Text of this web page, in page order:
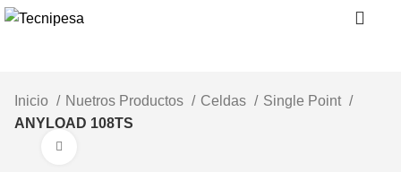
Inicio Nuetros Productos Celdas
Single Point
ANYLOAD 108TS